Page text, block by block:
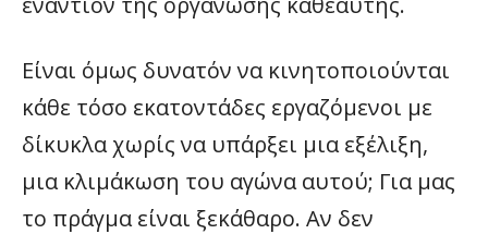
Είναι όμως δυνατόν να κινητοποιούνται
κάθε τόσο εκατοντάδες εργαζόμενοι με
δίκυκλα χωρίς να υπάρξει μια εξέλιξη,
μια κλιμάκωση του αγώνα αυτού; Για μας
το πράγμα είναι ξεκάθαρο. Αν δεν